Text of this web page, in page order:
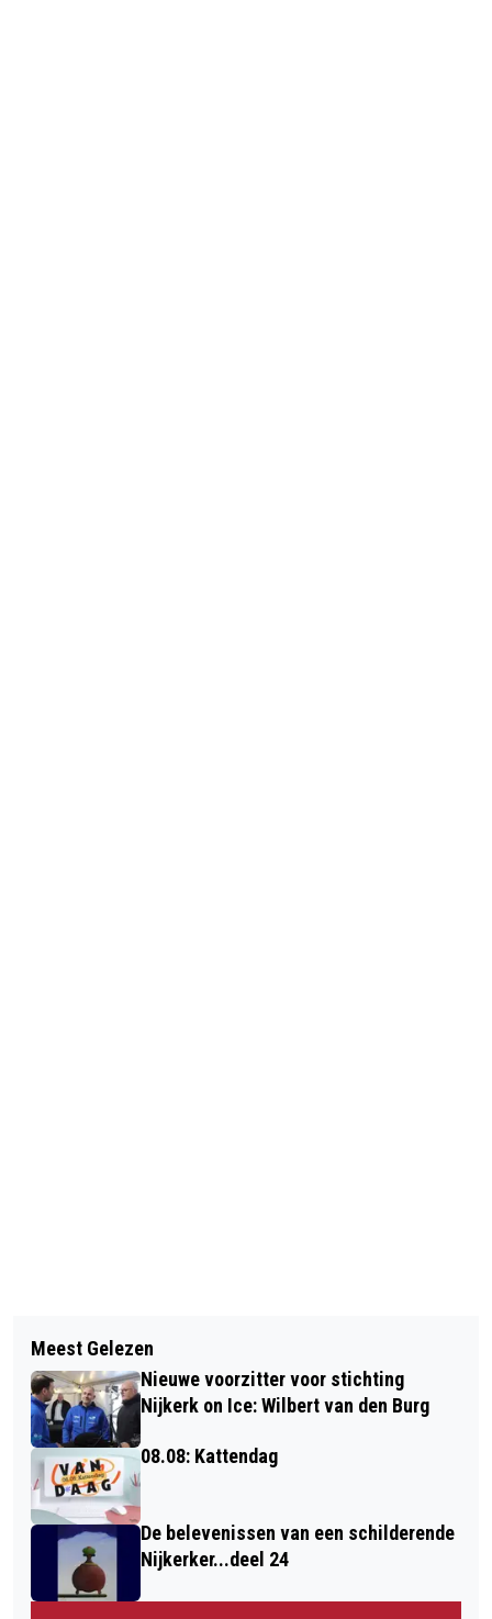
SLAG OM HULCKESTEIJN
VREDELIEVEND VERLOPEN
BELEVENISSEN VAN EEN
SCHILDERENDE NIJKERKER...DEEL 21
Meest Gelezen
Nieuwe voorzitter voor stichting
Nijkerk on Ice: Wilbert van den Burg
08.08: Kattendag
De belevenissen van een schilderende
Nijkerker...deel 24